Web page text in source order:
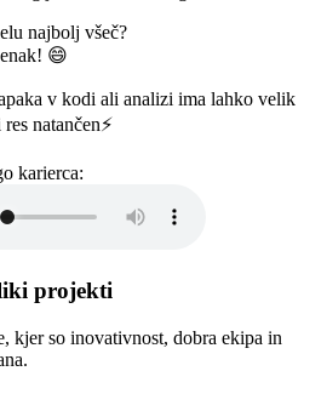
najbolj všeč?
😄
v kodi ali analizi ima lahko velik
natančen⚡
karierca:
projekti
kjer so inovativnost, dobra ekipa in